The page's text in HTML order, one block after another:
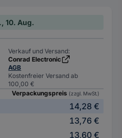
10. Aug.
Verkauf und Versand:
Conrad Electronic
AGB
Kostenfreier Versand ab
100,00 €
Verpackungspreis (zzgl. MwSt.)
14,28 €
13,76 €
13,60 €